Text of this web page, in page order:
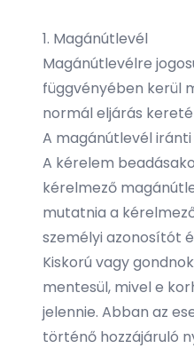
1. Magánútlevél
Magánútlevélre
függvényében kerül
normál eljárás
A magánútlevél
A kérelem
kérelmező
mutatnia a
személyi azonosítót
Kiskorú vagy
mentesül, mivel e
jelennie. Abban az
történő hozzájáruló